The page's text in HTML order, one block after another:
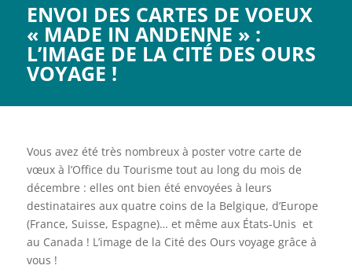
ENVOI DES CARTES DE VOEUX
« MADE IN ANDENNE » :
L’IMAGE DE LA CITÉ DES OURS
VOYAGE !
Vous avez été très nombreux à poster votre carte de
vœux à l’Office du Tourisme tout au long du mois de
décembre : elles ont bien été envoyées à leurs
destinataires aux quatre coins de la Belgique, d’Europe
(France, Suisse, Espagne)… et même aux États-Unis et
au Canada ! L’image de la Cité des Ours voyage grâce à
vous !